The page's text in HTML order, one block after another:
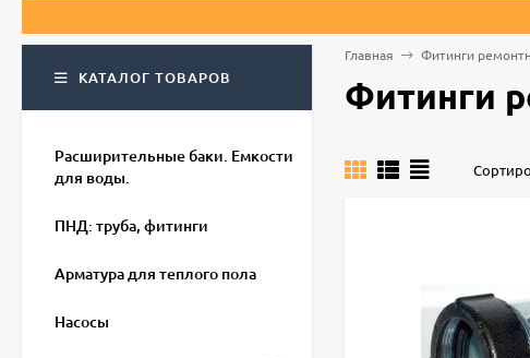
Главная Фитинги
Фитинги
КАТАЛОГ ТОВАРОВ
Расширительные баки. Емкости
для воды.
ПНД: труба, фитинги
Арматура для теплого пола
Насосы